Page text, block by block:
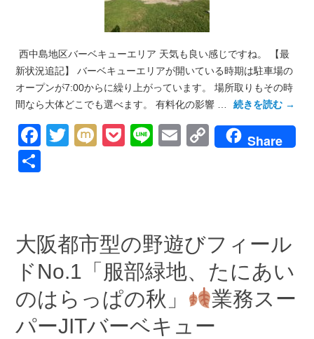
西中島地区バーベキューエリア 天気も良い感じですね。 【最
新状況追記】 バーベキューエリアが開いている時期は駐車場の
オープンが7:00からに繰り上がっています。 場所取りもその時
間なら大体どこでも選べます。 有料化の影響 …
続きを読む →
Facebook
Twitter
MixiPocket
LineEmailCopyShare
大阪都市型の野遊びフィール
ドNo.1「服部緑地、たにあい
のはらっぱの秋」
業務スー
パーJITバーベキュー